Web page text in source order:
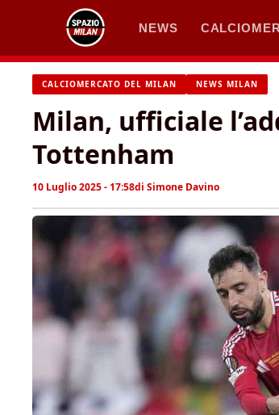
contenuto
NEWS
CALCIOMERCATO DEL MILAN NEWS MILAN
Milan, ufficiale
Tottenham
10 Luglio 2025 - 17:58di Simone Davino